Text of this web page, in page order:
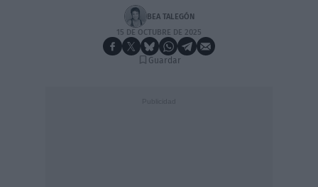
BEA TALEGÓN
15 DE OCTUBRE DE 2025
Guardar